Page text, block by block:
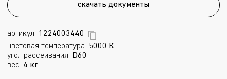
скачать документы
артикул
1224003440
цветовая температура
5000 К
угол рассеивания
D60
вес
4 кг